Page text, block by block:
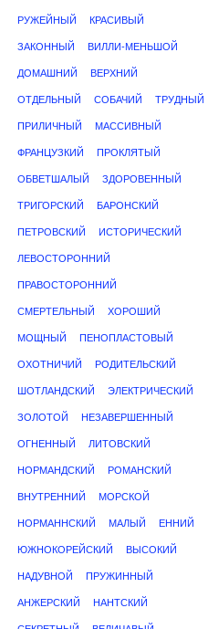
РУЖЕЙНЫЙ КРАСИВЫЙ
ЗАКОННЫЙ ВИЛЛИ-МЕНЬШОЙ
ДОМАШНИЙ ВЕРХНИЙ
ОТДЕЛЬНЫЙ СОБАЧИЙ ТРУДНЫЙ
ПРИЛИЧНЫЙ МАССИВНЫЙ
ФРАНЦУЗКИЙ ПРОКЛЯТЫЙ
ОБВЕТШАЛЫЙ ЗДОРОВЕННЫЙ
ТРИГОРСКИЙ БАРОНСКИЙ
ПЕТРОВСКИЙ ИСТОРИЧЕСКИЙ
ЛЕВОСТОРОННИЙ
ПРАВОСТОРОННИЙ
СМЕРТЕЛЬНЫЙ ХОРОШИЙ
МОЩНЫЙ ПЕНОПЛАСТОВЫЙ
ОХОТНИЧИЙ РОДИТЕЛЬСКИЙ
ШОТЛАНДСКИЙ ЭЛЕКТРИЧЕСКИЙ
ЗОЛОТОЙ НЕЗАВЕРШЕННЫЙ
ОГНЕННЫЙ ЛИТОВСКИЙ
НОРМАНДСКИЙ РОМАНСКИЙ
ВНУТРЕННИЙ МОРСКОЙ
НОРМАННСКИЙ МАЛЫЙ ЕННИЙ
ЮЖНОКОРЕЙСКИЙ ВЫСОКИЙ
НАДУВНОЙ ПРУЖИННЫЙ
АНЖЕРСКИЙ НАНТСКИЙ